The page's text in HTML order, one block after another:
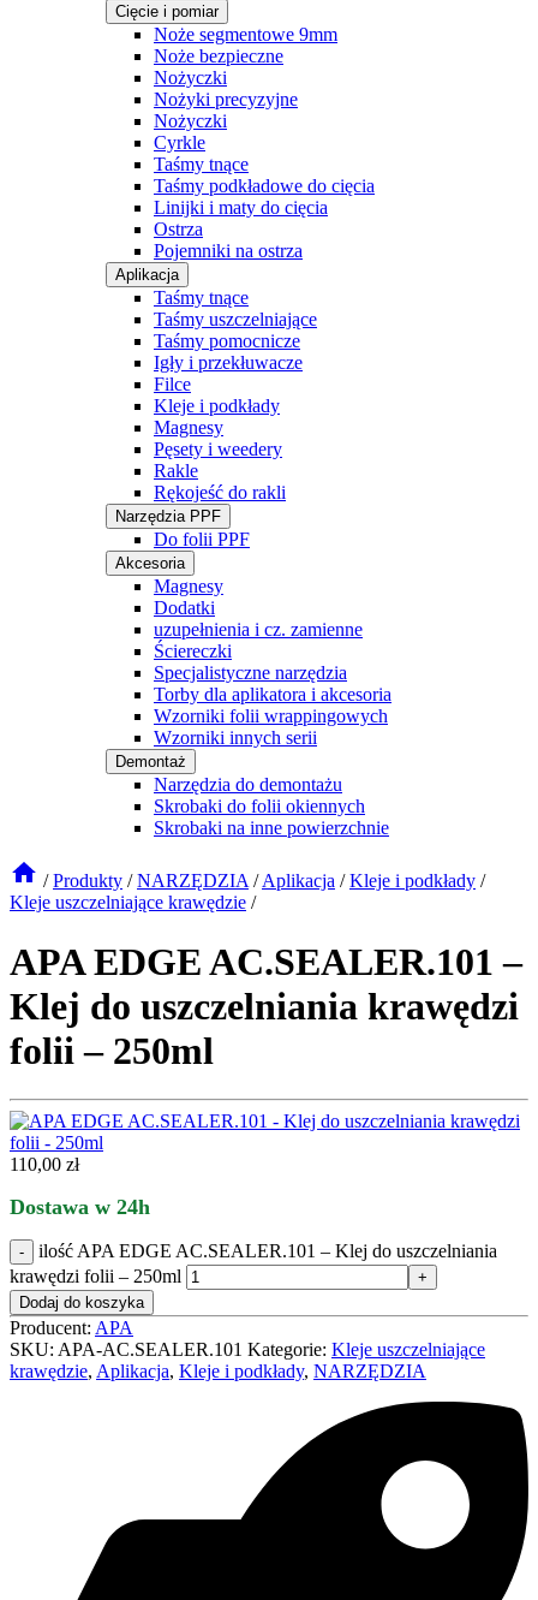
Cięcie i pomiar
Noże segmentowe 9mm
Noże bezpieczne
Nożyczki
Nożyki precyzyjne
Nożyczki
Cyrkle
Taśmy tnące
Taśmy podkładowe do cięcia
Linijki i maty do cięcia
Ostrza
Pojemniki na ostrza
Aplikacja
Taśmy tnące
Taśmy uszczelniające
Taśmy pomocnicze
Igły i przekłuwacze
Filce
Kleje i podkłady
Magnesy
Pęsety i weedery
Rakle
Rękojeść do rakli
Narzędzia PPF
Do folii PPF
Akcesoria
Magnesy
Dodatki
uzupełnienia i cz. zamienne
Ściereczki
Specjalistyczne narzędzia
Torby dla aplikatora i akcesoria
Wzorniki folii wrappingowych
Wzorniki innych serii
Demontaż
Narzędzia do demontażu
Skrobaki do folii okiennych
Skrobaki na inne powierzchnie
/ Produkty / NARZĘDZIA / Aplikacja / Kleje i podkłady /
Kleje uszczelniające krawędzie /
APA EDGE AC.SEALER.101 –
Klej do uszczelniania krawędzi
folii – 250ml
110,00 zł
Dostawa w 24h
ilość APA EDGE AC.SEALER.101 – Klej do uszczelniania
krawędzi folii – 250ml
Dodaj do koszyka
Producent: APA
SKU: APA-AC.SEALER.101 Kategorie: Kleje uszczelniające
krawędzie, Aplikacja, Kleje i podkłady, NARZĘDZIA